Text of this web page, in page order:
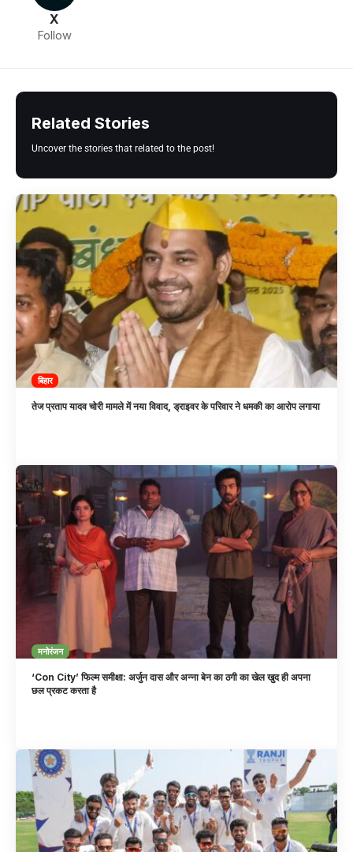
X
Follow
Related Stories
Uncover the stories that related to the post!
बिहार
तेज प्रताप यादव चोरी मामले में नया विवाद, ड्राइवर के परिवार ने धमकी का आरोप लगाया
मनोरंजन
‘Con City’ फिल्म समीक्षा: अर्जुन दास और अन्ना बेन का ठगी का खेल खुद ही अपना
छल प्रकट करता है